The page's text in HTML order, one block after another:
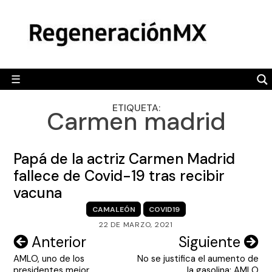
content
☰
POLÍTICA
CAMALEÓN
OPINIÓN
ENGLISH SECTION
ETIQUETA:
Carmen madrid
Papá de la actriz Carmen Madrid
fallece de Covid-19 tras recibir
vacuna
CAMALEÓN
COVID19
22 DE MARZO, 2021
Navegación
de
Anterior
AMLO, uno de los
Siguiente
No se justifica el aumento de